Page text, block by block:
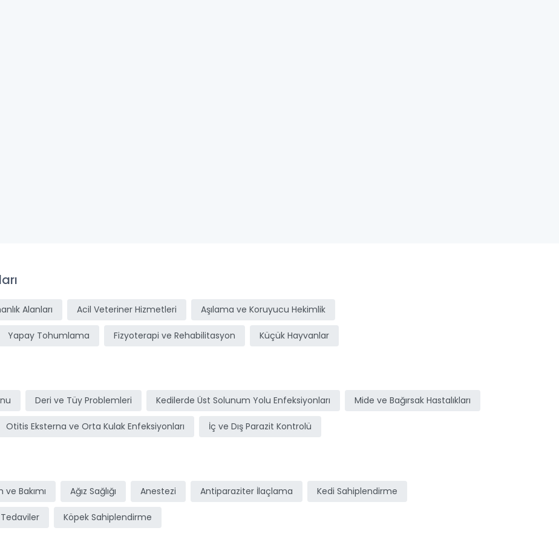
Alanları Acil Veteriner Hizmetleri Aşılama ve Koruyucu Hekimlik
Yapay Tohumlama Fizyoterapi ve Rehabilitasyon Küçük Hayvanlar
Deri ve Tüy Problemleri Kedilerde Üst Solunum Yolu Enfeksiyonları Mide ve Bağırsak Hastalıkları
Otitis Eksterna ve Orta Kulak Enfeksiyonları İç ve Dış Parazit Kontrolü
Bakımı Ağız Sağlığı Anestezi Antiparaziter İlaçlama Kedi Sahiplendirme
Köpek Sahiplendirme